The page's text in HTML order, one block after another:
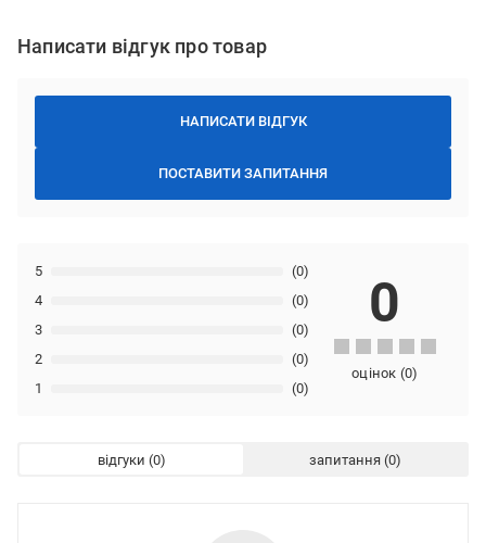
Написати відгук про товар
НАПИСАТИ ВІДГУК
ПОСТАВИТИ ЗАПИТАННЯ
1 (0)
2 (0)
3 (0)
4 (0)
5 (0)
0
оцінок (0)
відгуки запитання